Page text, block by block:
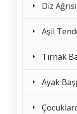
Diz Ağrısı
Aşil
Tırnak
Ayak